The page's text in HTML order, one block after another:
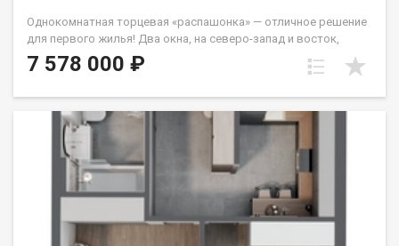
Однокомнатная торцевая «распашонка» — отличное решение
для первого жилья! Два окна, на северо-запад и восток,
которые легко справятся с задачей обеспечивать вас
солнечным светом на протяжение всего дня. Из спальни
7 578 000 ₽